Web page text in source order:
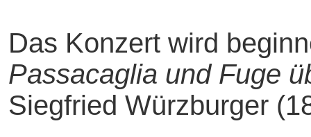
Das Konzert wird
Passacaglia und Fuge
Siegfried Würzburger